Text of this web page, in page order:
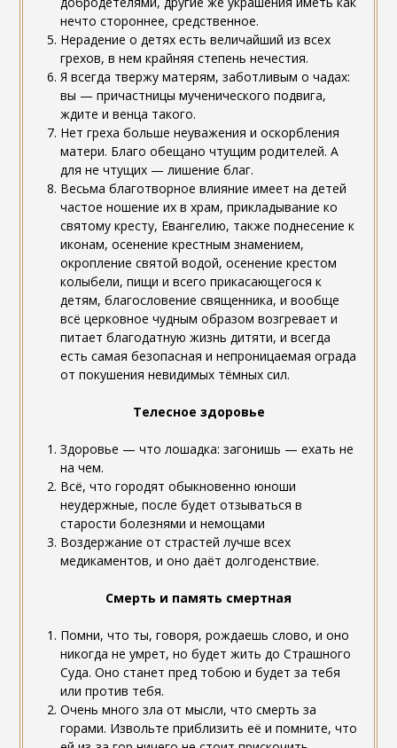
нечто стороннее, средственное.
Нерадение о детях есть величайший из всех
грехов, в нем крайняя степень нечестия.
Я всегда твержу матерям, заботливым о чадах:
вы — причастницы мученического подвига,
ждите и венца такого.
Нет греха больше неуважения и оскорбления
матери. Благо обещано чтущим родителей. А
для не чтущих — лишение благ.
Весьма благотворное влияние имеет на детей
частое ношение их в храм, прикладывание ко
святому кресту, Евангелию, также поднесение к
иконам, осенение крестным знамением,
окропление святой водой, осенение крестом
колыбели, пищи и всего прикасающегося к
детям, благословение священника, и вообще
всё церковное чудным образом возгревает и
питает благодатную жизнь дитяти, и всегда
есть самая безопасная и непроницаемая ограда
от покушения невидимых тёмных сил.
Телесное здоровье
Здоровье — что лошадка: загонишь — ехать не
на чем.
Всё, что городят обыкновенно юноши
неудержные, после будет отзываться в
старости болезнями и немощами
Воздержание от страстей лучше всех
медикаментов, и оно даёт долгоденствие.
Смерть и память смертная
Помни, что ты, говоря, рождаешь слово, и оно
никогда не умрет, но будет жить до Страшного
Суда. Оно станет пред тобою и будет за тебя
или против тебя.
Очень много зла от мысли, что смерть за
горами. Извольте приблизить её и помните, что